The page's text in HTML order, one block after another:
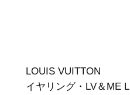
LOUIS VUITTON
イヤリング・LV＆ME L